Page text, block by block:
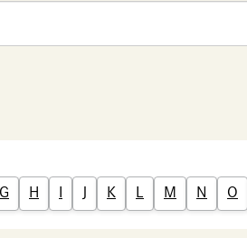
G H I J K L M N O